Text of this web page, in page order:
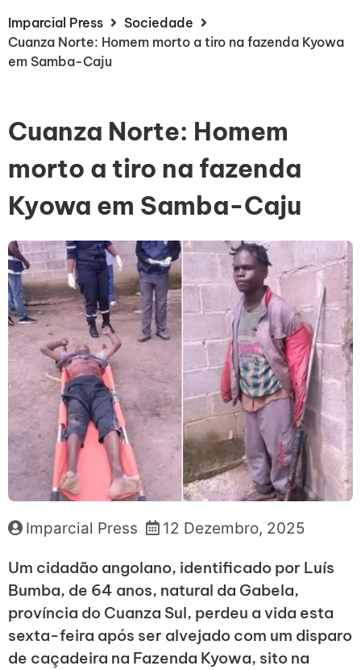
Imparcial Press
Sociedade
Cuanza Norte: Homem morto a tiro na fazenda Kyowa
em Samba-Caju
Cuanza Norte: Homem
morto a tiro na fazenda
Kyowa em Samba-Caju
Imparcial Press 12 Dezembro, 2025
Um cidadão angolano, identificado por Luís
Bumba, de 64 anos, natural da Gabela,
província do Cuanza Sul, perdeu a vida esta
sexta-feira após ser alvejado com um disparo
de caçadeira na Fazenda Kyowa, sito na